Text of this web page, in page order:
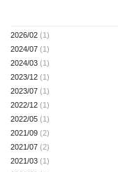
2026/02 (1)
2024/07 (1)
2024/03 (1)
2023/12 (1)
2023/07 (1)
2022/12 (1)
2022/05 (1)
2021/09 (2)
2021/07 (2)
2021/03 (1)